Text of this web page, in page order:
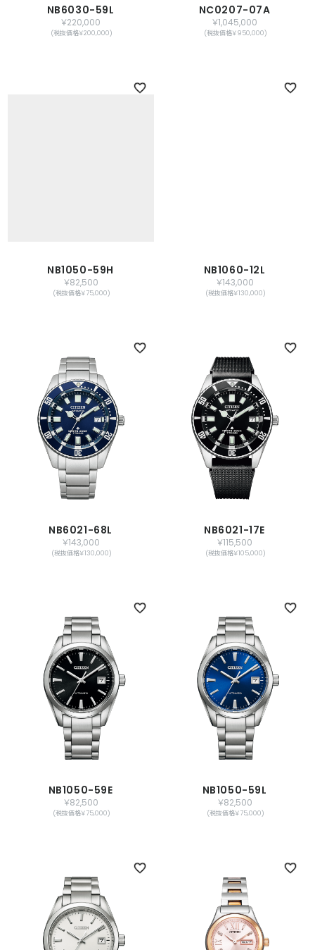
NB6030-59L
￥220,000
(税抜価格￥200,000)
NC0207-07A
￥1,045,000
(税抜価格￥950,000)
NB1050-59H
￥82,500
(税抜価格￥75,000)
NB1060-12L
￥143,000
(税抜価格￥130,000)
NB6021-68L
￥143,000
(税抜価格￥130,000)
NB6021-17E
￥115,500
(税抜価格￥105,000)
NB1050-59E
￥82,500
(税抜価格￥75,000)
NB1050-59L
￥82,500
(税抜価格￥75,000)